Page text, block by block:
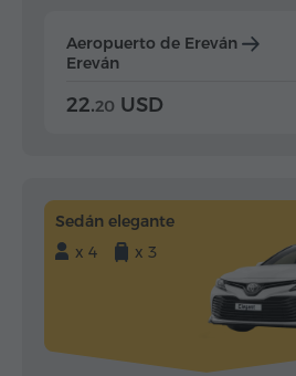
Aeropuerto de Ereván
Ereván
22.20 USD
Sedán elegante
x 4
x 3